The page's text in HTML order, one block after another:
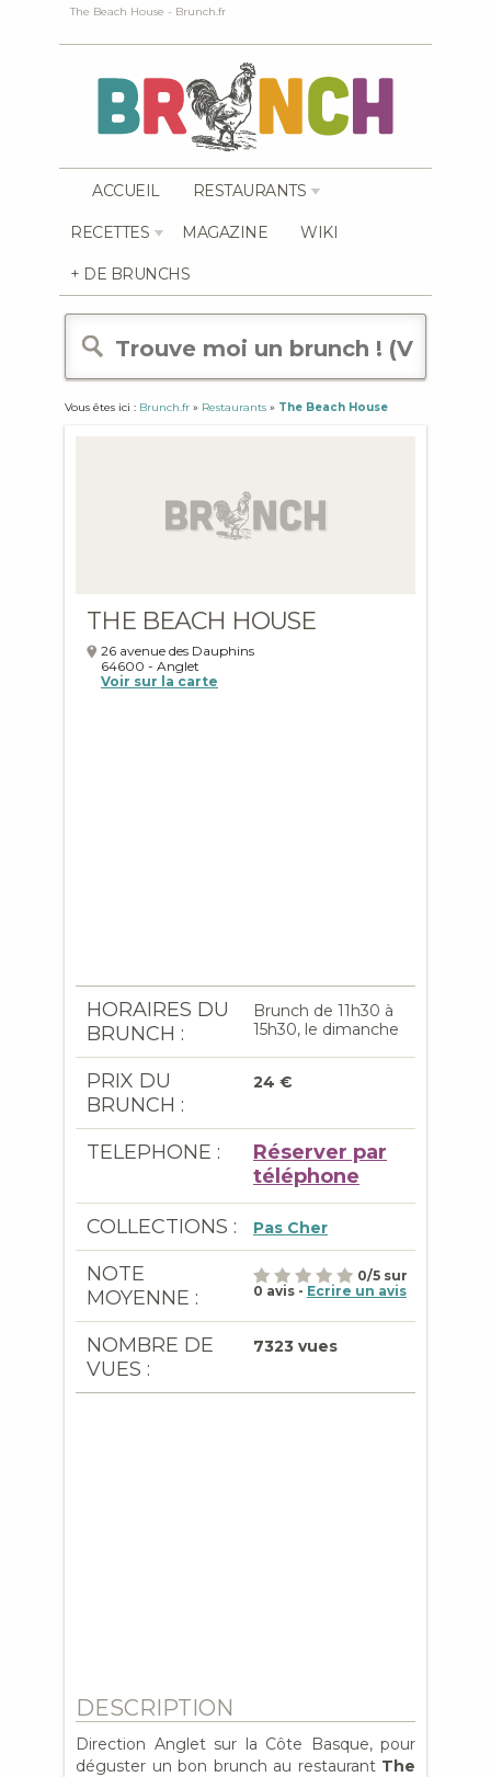
The Beach House - Brunch.fr
ACCUEIL RESTAURANTS
RECETTES MAGAZINE WIKI
+ DE BRUNCHS
Vous êtes ici : Brunch.fr » Restaurants » The Beach House
THE BEACH HOUSE
26 avenue des Dauphins
64600 - Anglet
Voir sur la carte
HORAIRES DU
BRUNCH :
Brunch de 11h30 à
15h30, le dimanche
PRIX DU
BRUNCH :
24 €
TELEPHONE :
Réserver par
téléphone
COLLECTIONS : Pas Cher
NOTE
MOYENNE :
0/5 sur
0 avis - Ecrire un avis
NOMBRE DE
VUES :
7323 vues
DESCRIPTION
Direction Anglet sur la Côte Basque, pour
déguster un bon brunch au restaurant The